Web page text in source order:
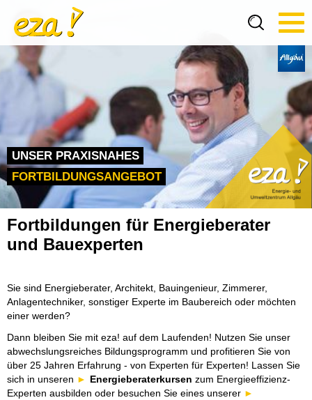
UNSER PRAXISNAHES
FORTBILDUNGSANGEBOT
Fortbildungen für Energieberater
und Bauexperten
Sie sind Energieberater, Architekt, Bauingenieur, Zimmerer,
Anlagentechniker, sonstiger Experte im Baubereich oder möchten
einer werden?
Dann bleiben Sie mit eza! auf dem Laufenden! Nutzen Sie unser
abwechslungsreiches Bildungsprogramm und profitieren Sie von
über 25 Jahren Erfahrung - von Experten für Experten! Lassen Sie
sich in unseren
Energieberaterkursen zum Energieeffizienz-
Experten ausbilden oder besuchen Sie eines unserer